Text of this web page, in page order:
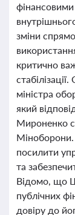
зміни
критично
міністра
який
Мироненко
Міноборони.
посилити
та
Відомо, що
публічних
довіру до